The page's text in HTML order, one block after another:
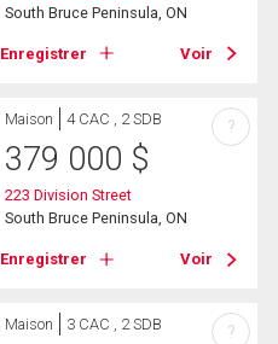
South Bruce Peninsula, ON
Enregistrer Voir
Maison 4 CAC , 2 SDB
379 000 $
223 Division Street
South Bruce Peninsula, ON
Enregistrer Voir
?
Maison 3 CAC , 2 SDB ?